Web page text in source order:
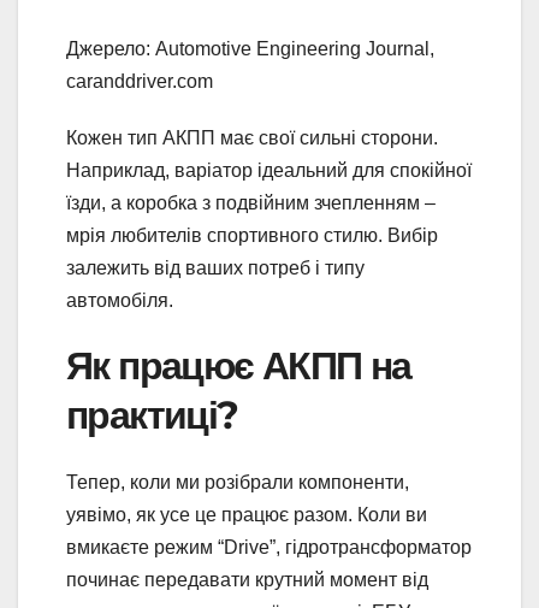
Джерело: Automotive Engineering Journal,
caranddriver.com
Кожен тип АКПП має свої сильні сторони.
Наприклад, варіатор ідеальний для спокійної
їзди, а коробка з подвійним зчепленням –
мрія любителів спортивного стилю. Вибір
залежить від ваших потреб і типу
автомобіля.
Як працює АКПП на
практиці?
Тепер, коли ми розібрали компоненти,
уявімо, як усе це працює разом. Коли ви
вмикаєте режим “Drive”, гідротрансформатор
починає передавати крутний момент від